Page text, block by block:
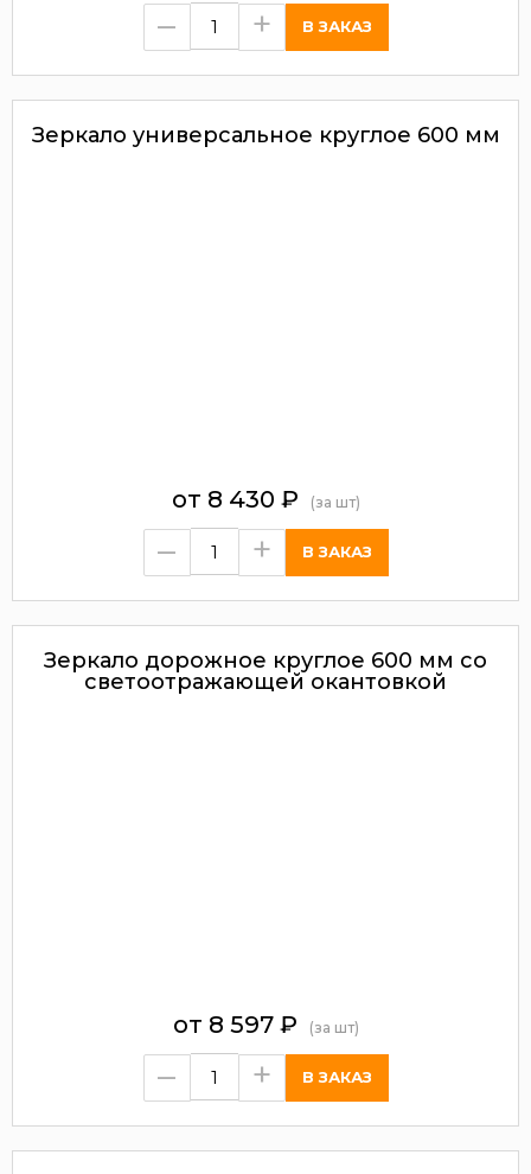
– +
Зеркало универсальное круглое 600 мм
от 8 430 ₽ (за шт)
– +
Зеркало дорожное круглое 600 мм со
светоотражающей окантовкой
от 8 597 ₽ (за шт)
– +